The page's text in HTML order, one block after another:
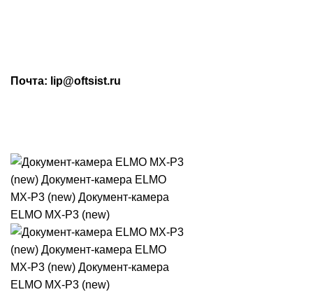
Почта: lip@oftsist.ru